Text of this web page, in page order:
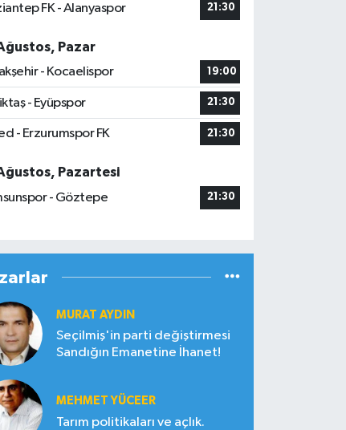
FK - Alanyaspor 21:30
Pazar
- Kocaelispor
19:00
- Eyüpspor 21:30
- Erzurumspor FK 21:30
Pazartesi
- Göztepe
21:30
MURAT AYDIN
Seçilmiş'in parti değiştirmesi
Sandığın Emanetine İhanet!
MEHMET YÜCEER
Tarım politikaları ve açlık.